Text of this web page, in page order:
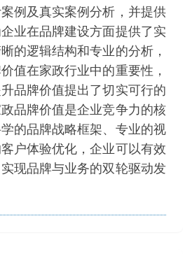
例及真实案例分析，并提供
业在品牌建设方面提供了实
的逻辑结构和专业的分析，
值在家政行业中的重要性，
品牌价值提出了切实可行的
品牌价值是企业竞争力的核
的品牌战略框架、专业的视
户体验优化，企业可以有效
现品牌与业务的双轮驱动发